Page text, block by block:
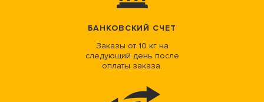
БАНКОВСКИЙ СЧЕТ
Заказы от 10 кг на
следующий день после
оплаты заказа.